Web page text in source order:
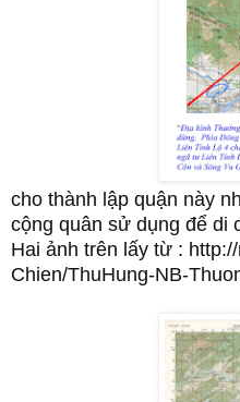
cho thành lập quận này
cộng quân sử dụng để di
Hai ảnh trên lấy từ :
Chien/ThuHung-NB-